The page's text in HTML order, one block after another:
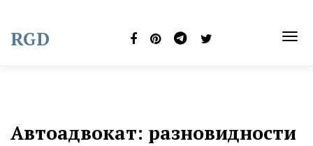
content
RGD
Автоадвокат: разновидности